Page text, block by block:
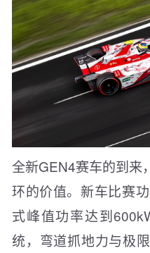
全新GEN4赛车的到来
环的价值。新车比赛
式峰值功率达到
统，弯道抓地力与极